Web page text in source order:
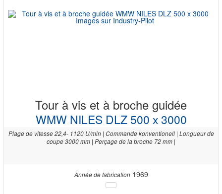
Tour à vis et à broche guidée
WMW NILES DLZ 500 x 3000
Plage de vitesse 22,4- 1120 U/min | Commande konventionell | Longueur de
coupe 3000 mm | Perçage de la broche 72 mm |
Année de fabrication1969